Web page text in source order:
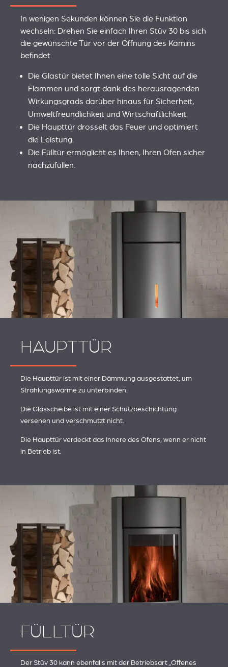
In wenigen Sekunden können Sie die Funktion
wechseln: Drehen Sie einfach Ihren Stûv 30 bis sich
die gewünschte Tür vor der Öffnung des Kamins
befindet.
Die Glastür bietet Ihnen eine tolle Sicht auf die
Flammen und sorgt dank des herausragenden
Wirkungsgrads darüber hinaus für Sicherheit,
Umweltfreundlichkeit und Wirtschaftlichkeit.
Die Haupttür drosselt das Feuer und optimiert
die Leistung.
Die Fülltür ermöglicht es Ihnen, Ihren Ofen sicher
nachzufüllen.
HAUPTTÜR
Die Haupttür ist mit einer Dämmung ausgestattet, um
Strahlungswärme zu unterbinden.
Die Glasscheibe ist mit einer Schutzbeschichtung
versehen und verschmutzt nicht.
Die Haupttür verdeckt das Innere des Ofens, wenn er nicht
in Betrieb ist.
FÜLLTÜR
Der Stûv 30 kann ebenfalls mit der Betriebsart „Offenes